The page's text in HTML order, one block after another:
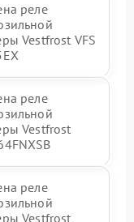
реле
Vestfrost VFS
реле
Vestfrost
реле
Vestfrost